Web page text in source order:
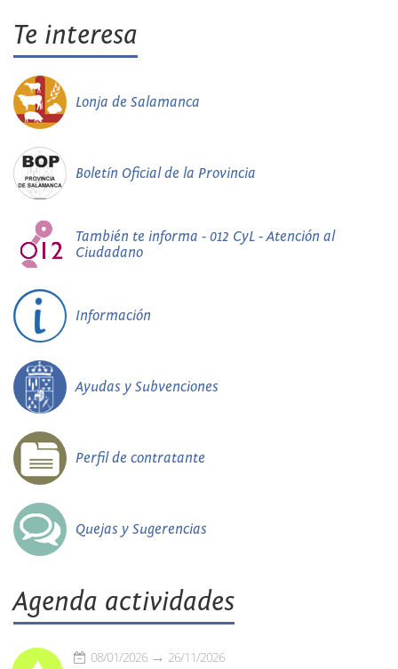
Te interesa
Lonja de Salamanca
Boletín Oficial de la Provincia
También te informa - 012 CyL - Atención al
Ciudadano
Información
Ayudas y Subvenciones
Perfil de contratante
Quejas y Sugerencias
Agenda actividades
08/01/2026 26/11/2026